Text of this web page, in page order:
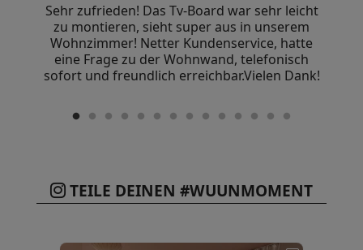
Sehr zufrieden! Das Tv-Board war sehr leicht
zu montieren, sieht super aus in unserem
Wohnzimmer! Netter Kundenservice, hatte
eine Frage zu der Wohnwand, telefonisch
sofort und freundlich erreichbar.Vielen Dank!
TEILE DEINEN #WUUNMOMENT